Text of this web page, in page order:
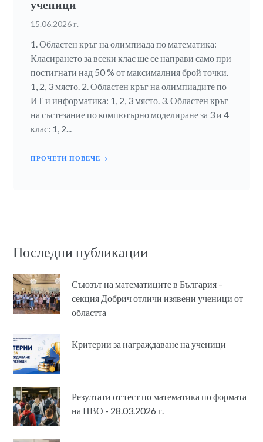
ученици
15.06.2026 г.
1. Областен кръг на олимпиада по математика:
Класирането за всеки клас ще се направи само при
постигнати над 50 % от максималния брой точки.
1, 2, 3 място. 2. Областен кръг на олимпиадите по
ИТ и информатика: 1, 2, 3 място. 3. Областен кръг
на състезание по компютърно моделиране за 3 и 4
клас: 1, 2...
ПРОЧЕТИ ПОВЕЧЕ
Последни публикации
Съюзът на математиците в България –
секция Добрич отличи изявени ученици от
областта
Критерии за награждаване на ученици
Резултати от тест по математика по формата
на НВО - 28.03.2026 г.